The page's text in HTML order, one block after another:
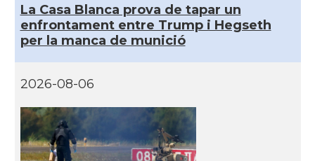
La Casa Blanca prova de tapar un
enfrontament entre Trump i Hegseth
per la manca de munició
2026-08-06